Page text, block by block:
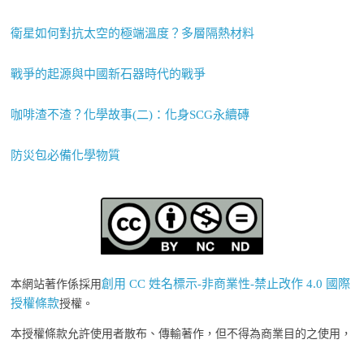
衛星如何對抗太空的極端溫度？多層隔熱材料
戰爭的起源與中國新石器時代的戰爭
咖啡渣不渣？化學故事(二)：化身SCG永續磚
防災包必備化學物質
本網站著作係採用創用 CC 姓名標示-非商業性-禁止改作 4.0 國際
授權條款授權。
本授權條款允許使用者散布、傳輸著作，但不得為商業目的之使用，